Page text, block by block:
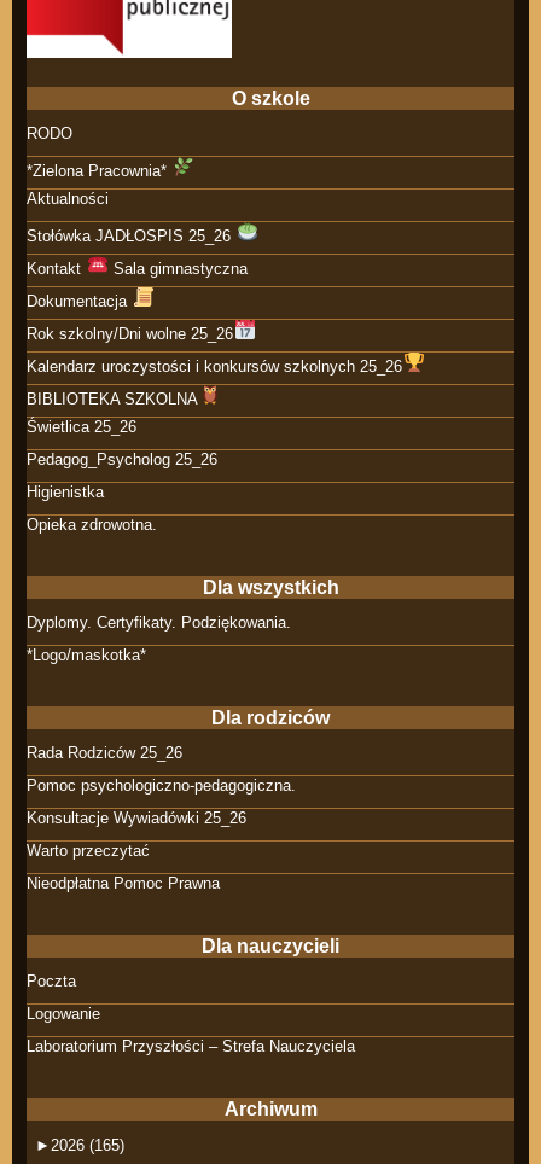
O szkole
RODO
*Zielona Pracownia*
Aktualności
Stołówka JADŁOSPIS 25_26
Kontakt
Sala gimnastyczna
Dokumentacja
Rok szkolny/Dni wolne 25_26
Kalendarz uroczystości i konkursów szkolnych 25_26
BIBLIOTEKA SZKOLNA
Świetlica 25_26
Pedagog_Psycholog 25_26
Higienistka
Opieka zdrowotna.
Dla wszystkich
Dyplomy. Certyfikaty. Podziękowania.
*Logo/maskotka*
Dla rodziców
Rada Rodziców 25_26
Pomoc psychologiczno-pedagogiczna.
Konsultacje Wywiadówki 25_26
Warto przeczytać
Nieodpłatna Pomoc Prawna
Dla nauczycieli
Poczta
Logowanie
Laboratorium Przyszłości – Strefa Nauczyciela
Archiwum
► 2026 (165)